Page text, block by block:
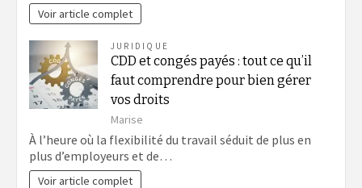
Voir article complet
JURIDIQUE
CDD et congés payés : tout ce qu’il
faut comprendre pour bien gérer
vos droits
Marise
À l’heure où la flexibilité du travail séduit de plus en
plus d’employeurs et de…
Voir article complet